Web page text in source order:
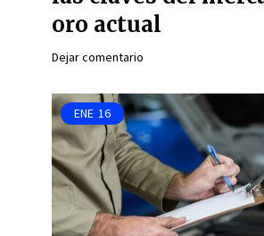
oro actual
Dejar comentario
ENE 16